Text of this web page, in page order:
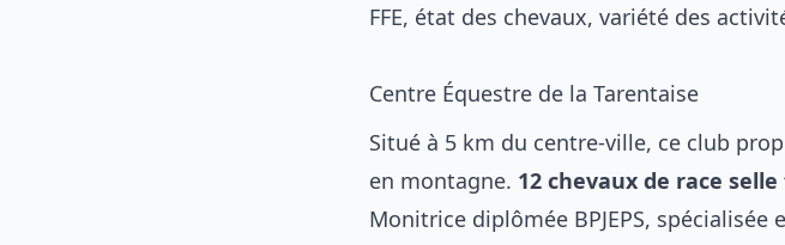
FFE, état des chevaux, variété des
Centre Équestre de la Tarentaise
Situé à 5 km du centre-ville, ce club
en montagne. 12 chevaux de race
Monitrice diplômée BPJEPS, spécialisée